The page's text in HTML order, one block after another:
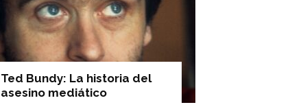
Ted Bundy: La historia del
asesino mediático